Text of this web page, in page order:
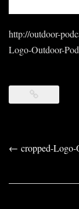
http://outdoor-
Logo-Outdoor-
Post
← cropped-Logo-